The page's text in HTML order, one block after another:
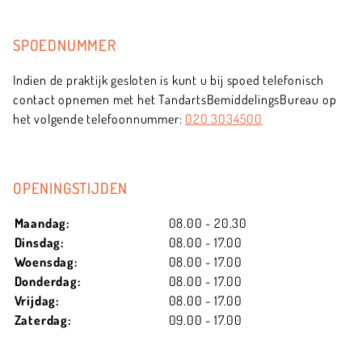
SPOEDNUMMER
Indien de praktijk gesloten is kunt u bij spoed telefonisch
contact opnemen met het TandartsBemiddelingsBureau op
het volgende telefoonnummer: 020 3034500
OPENINGSTIJDEN
Maandag:
08.00 - 20.30
Dinsdag:
08.00 - 17.00
Woensdag:
08.00 - 17.00
Donderdag:
08.00 - 17.00
Vrijdag:
08.00 - 17.00
Zaterdag:
09.00 - 17.00